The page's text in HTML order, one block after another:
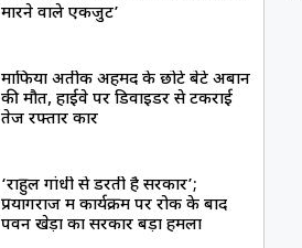
मारने वाले एकजुट’
माफिया अतीक अहमद के छोटे बेटे अबान
की मौत, हाईवे पर डिवाइडर से टकराई
तेज रफ्तार कार
‘राहुल गांधी से डरती है सरकार’;
प्रयागराज में कार्यक्रम पर रोक के बाद
पवन खेड़ा का सरकार बड़ा हमला